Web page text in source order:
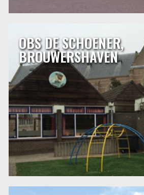
OBS DE SCHOENER,
BROUWERSHAVEN
OBS DE SCHOENER,
De Schoener is een openbare
welkom zijn. Een uitgelezen kans om